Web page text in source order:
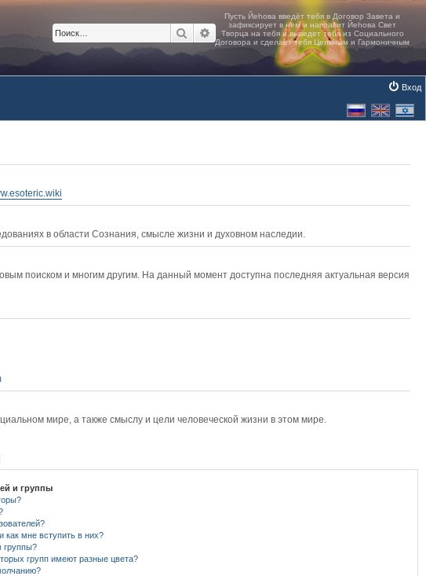
Поиск Расширенный поиск
Вход
в области Сознания, смысле жизни и духовном наследии.
поиском и многим другим. На данный момент доступна последняя актуальная версия
мире, а также смыслу и цели человеческой жизни в этом мире.
и группы
как мне вступить в них?
группы?
групп имеют разные цвета?